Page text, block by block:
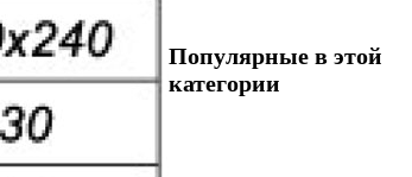
Популярные в этой
категории